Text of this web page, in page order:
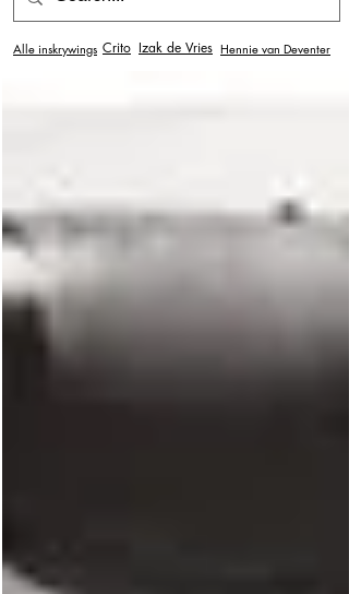
Alle inskrywings Crito Izak de Vries Hennie van Deventer